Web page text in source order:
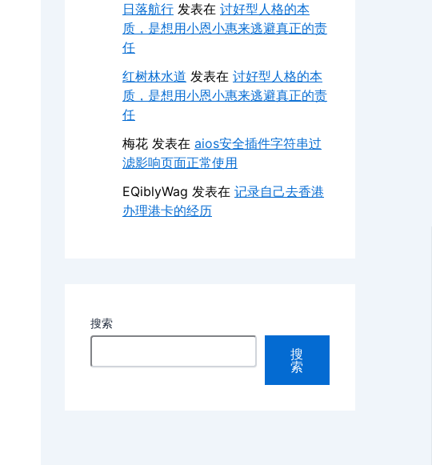
日落航行 发表在 讨好型人格的本
质，是想用小恩小惠来逃避真正的责
任
红树林水道 发表在 讨好型人格的本
质，是想用小恩小惠来逃避真正的责
任
梅花 发表在 aios安全插件字符串过
滤影响页面正常使用
EQiblyWag 发表在 记录自己去香港
办理港卡的经历
搜索
搜
索